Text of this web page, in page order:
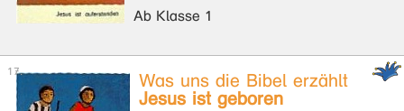
Ab Klasse 1
Was uns die Bibel erzählt
Jesus ist geboren